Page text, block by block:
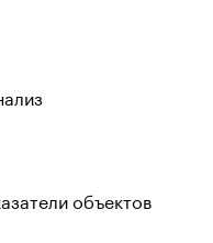
объектов